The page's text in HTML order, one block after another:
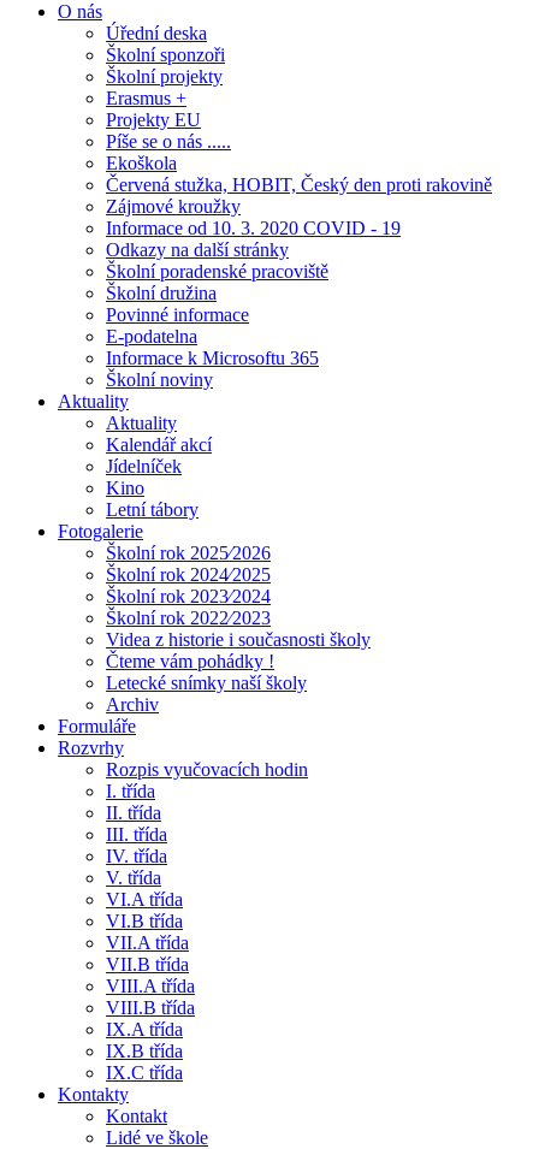
O nás
Úřední deska
Školní sponzoři
Školní projekty
Erasmus +
Projekty EU
Píše se o nás .....
Ekoškola
Červená stužka, HOBIT, Český den proti rakovině
Zájmové kroužky
Informace od 10. 3. 2020 COVID - 19
Odkazy na další stránky
Školní poradenské pracoviště
Školní družina
Povinné informace
E-podatelna
Informace k Microsoftu 365
Školní noviny
Aktuality
Aktuality
Kalendář akcí
Jídelníček
Kino
Letní tábory
Fotogalerie
Školní rok 2025⁄2026
Školní rok 2024⁄2025
Školní rok 2023⁄2024
Školní rok 2022⁄2023
Videa z historie i současnosti školy
Čteme vám pohádky !
Letecké snímky naší školy
Archiv
Formuláře
Rozvrhy
Rozpis vyučovacích hodin
I. třída
II. třída
III. třída
IV. třída
V. třída
VI.A třída
VI.B třída
VII.A třída
VII.B třída
VIII.A třída
VIII.B třída
IX.A třída
IX.B třída
IX.C třída
Kontakty
Kontakt
Lidé ve škole